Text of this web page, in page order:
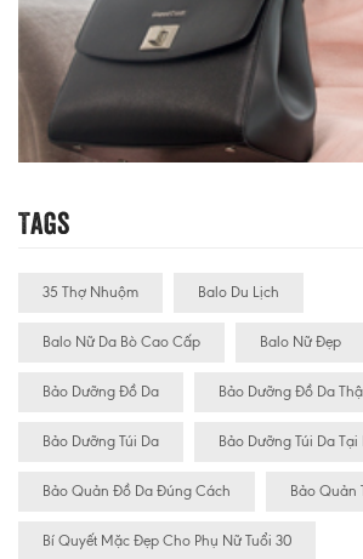
Tags
35 Thợ Nhuộm Balo Du Lịch
Balo Nữ Da Bò Cao Cấp Balo Nữ Đẹp
Bảo Dưỡng Đồ Da Bảo Dưỡng Đồ Da
Bảo Dưỡng Túi Da Bảo Dưỡng Túi Da Tại
Bảo Quản Đồ Da Đúng Cách Bảo Quản
Bí Quyết Mặc Đẹp Cho Phụ Nữ Tuổi 30